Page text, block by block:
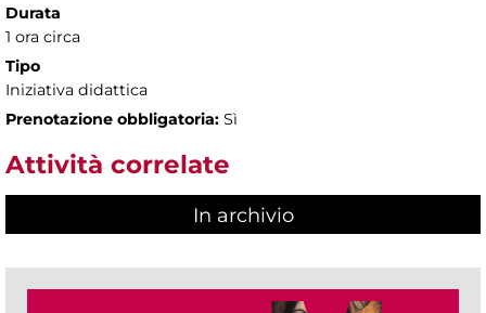
Durata
1 ora circa
Tipo
Iniziativa didattica
Prenotazione obbligatoria: Sì
Attività correlate
In archivio